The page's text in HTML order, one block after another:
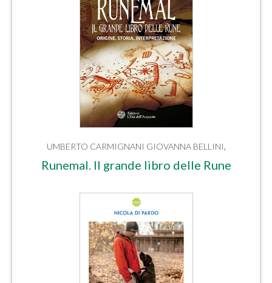
UMBERTO CARMIGNANI GIOVANNA BELLINI,
Runemal. Il grande libro delle Rune